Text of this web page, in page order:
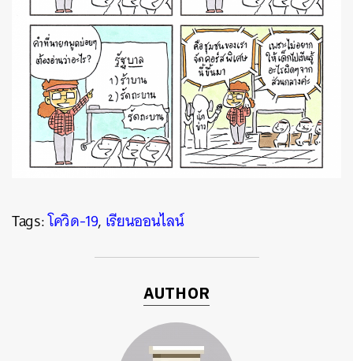
Tags:โควิด-19, เรียนออนไลน์
AUTHOR
TWEET LINE